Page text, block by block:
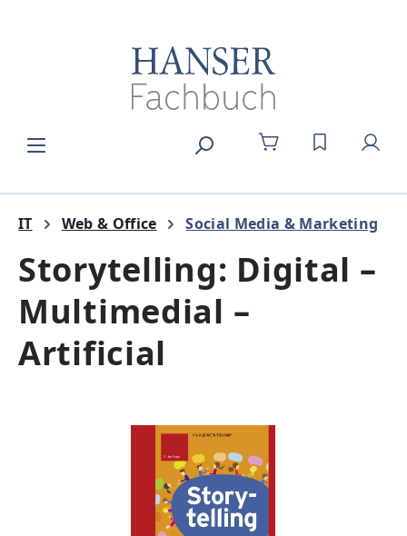
DU HAST 0
IT Web & Office Social Media & Marketing
Storytelling: Digital –
Multimedial –
Artificial
Bildergalerie überspringen